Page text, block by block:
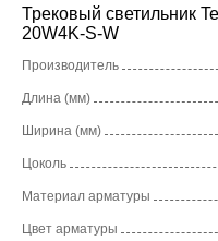
Трековый светильник
20W4K-S-W
Производитель
Длина (мм)
Ширина (мм)
Цоколь
Материал арматуры
Цвет арматуры